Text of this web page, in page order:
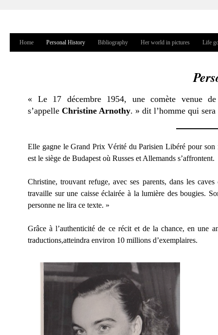
Main menu
Home Personal History Bibliography Her world in pictures Life
« Le 17 décembre 1954, une comète venue
s’appelle Christine Arnothy. » dit l’homme qui
Elle gagne le Grand Prix Vérité du Parisien Libéré pour
est le siège de Budapest où Russes et Allemands s’affrontent.
Christine, trouvant refuge, avec ses parents, dans les
travaille sur une caisse éclairée à la lumière des bougies.
personne ne lira ce texte. »
Grâce à l’authenticité de ce récit et de la chance, en une
traductions,atteindra environ 10 millions d’exemplaires.